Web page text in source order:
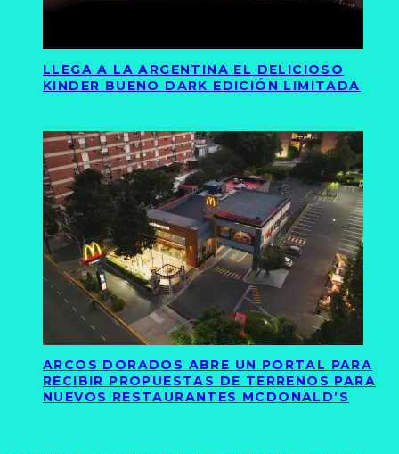
LLEGA A LA ARGENTINA EL DELICIOSO
KINDER BUENO DARK EDICIÓN LIMITADA
ARCOS DORADOS ABRE UN PORTAL PARA
RECIBIR PROPUESTAS DE TERRENOS PARA
NUEVOS RESTAURANTES MCDONALD’S